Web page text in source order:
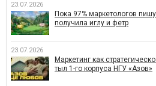
23.07.2026
Пока 97% маркетологов
получила иглу и фетр
23.07.2026
Маркетинг как
тыл 1-го корпуса НГУ «Азов»